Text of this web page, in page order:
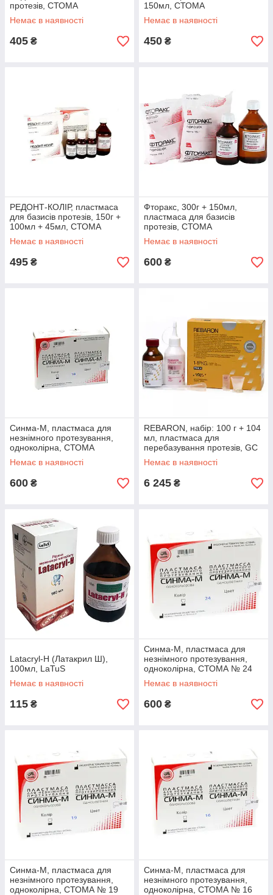
протезів, СТОМА
Немає в наявності
405 ₴
150мл, СТОМА
Немає в наявності
450 ₴
РЕДОНТ-КОЛІР, пластмаса
для базисів протезів, 150г +
100мл + 45мл, СТОМА
Немає в наявності
495 ₴
Фторакс, 300г + 150мл,
пластмаса для базисів
протезів, СТОМА
Немає в наявності
600 ₴
Синма-М, пластмаса для
незнімного протезування,
одноколірна, СТОМА
Немає в наявності
600 ₴
REBARON, набір: 100 г + 104
мл, пластмаса для
перебазування протезів, GC
Немає в наявності
6 245 ₴
Latacryl-H (Латакрил Ш),
100мл, LaTuS
Немає в наявності
115 ₴
Синма-М, пластмаса для
незнімного протезування,
одноколірна, СТОМА № 24
Немає в наявності
600 ₴
Синма-М, пластмаса для
незнімного протезування,
одноколірна, СТОМА № 19
Синма-М, пластмаса для
незнімного протезування,
одноколірна, СТОМА № 16